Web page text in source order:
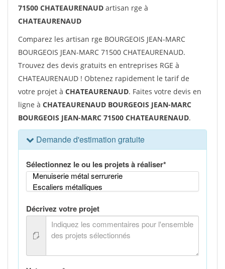
71500 CHATEAURENAUD artisan rge à
CHATEAURENAUD
Comparez les artisan rge BOURGEOIS JEAN-MARC
BOURGEOIS JEAN-MARC 71500 CHATEAURENAUD.
Trouvez des devis gratuits en entreprises RGE à
CHATEAURENAUD ! Obtenez rapidement le tarif de
votre projet à CHATEAURENAUD. Faites votre devis en
ligne à CHATEAURENAUD BOURGEOIS JEAN-MARC
BOURGEOIS JEAN-MARC 71500 CHATEAURENAUD.